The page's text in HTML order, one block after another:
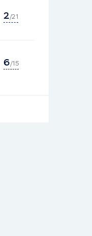
2/21
6/15